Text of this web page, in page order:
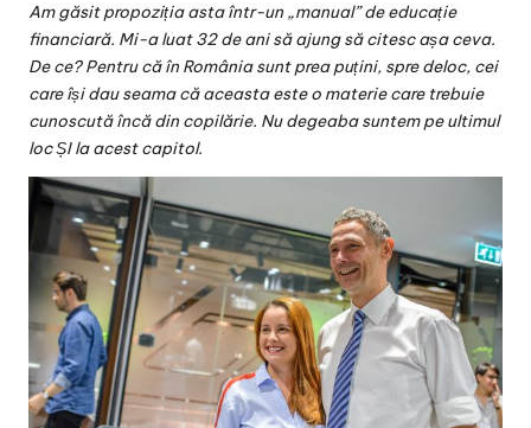
v
a
c
O
nl
in
e
Am găsit propoziția asta într-un „manual” de educație
financiară. Mi-a luat 32 de ani să ajung să citesc așa ceva.
De ce? Pentru că în România sunt prea puțini, spre deloc, cei
care își dau seama că aceasta este o materie care trebuie
cunoscută încă din copilărie. Nu degeaba suntem pe ultimul
loc ȘI la acest capitol.